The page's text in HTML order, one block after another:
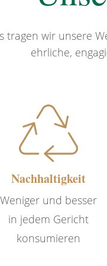
tragen wir unsere
ehrliche,
Nachhaltigkeit
Weniger und besser
in jedem Gericht
konsumieren
des ingrédients
français issus de
producteurs
alsaciens en
priorité, sans
importation. Nous
sommes toujours à
la recherche de
produits
d'exception